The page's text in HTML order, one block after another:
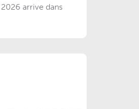
arrive dans